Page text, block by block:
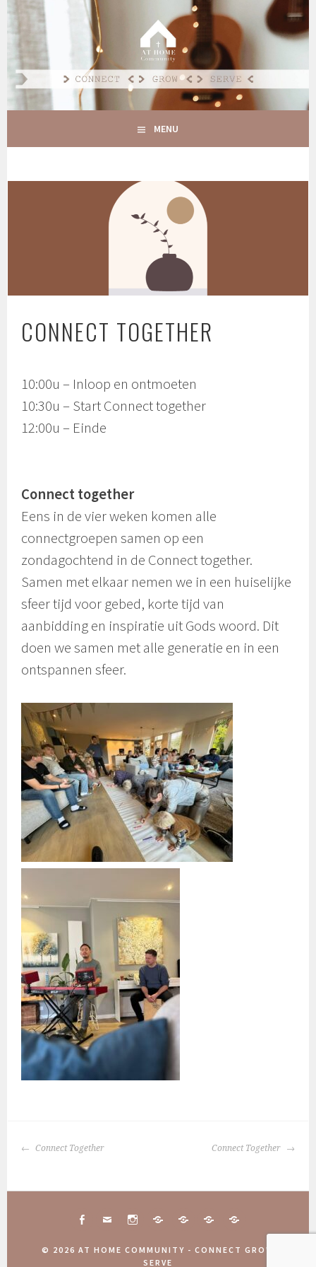
Spring
inhoud
AT HOME COMMUNITY
CONNECT GROW SERVE
MENU
CONNECT TOGETHER
10:00u – Inloop en ontmoeten
10:30u – Start Connect together
12:00u – Einde
Connect together
Eens in de vier weken komen alle
connectgroepen samen op een
zondagochtend in de Connect together.
Samen met elkaar nemen we in een huiselijke
sfeer tijd voor gebed, korte tijd van
aanbidding en inspiratie uit Gods woord. Dit
doen we samen met alle generatie en in een
ontspannen sfeer.
BERICHTNAVIGATIE
Connect Together Connect Together
TOGETHER
JAAR WEEKEND
AANMELDINGEN
COMMUNITY
© 2026 AT HOME COMMUNITY - CONNECT GROW
SERVE